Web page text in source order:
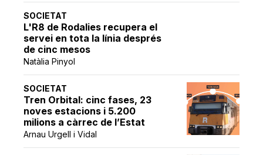
SOCIETAT
L'R8 de Rodalies recupera el
servei en tota la línia després
de cinc mesos
Natàlia Pinyol
SOCIETAT
Tren Orbital: cinc fases, 23
noves estacions i 5.200
milions a càrrec de l’Estat
Arnau Urgell i Vidal